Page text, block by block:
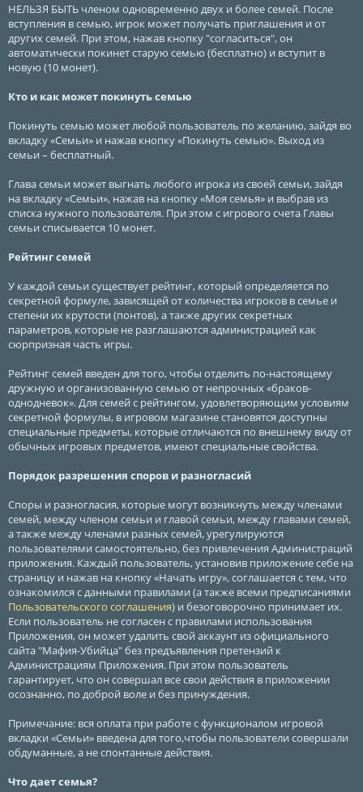
НЕЛЬЗЯ БЫТЬ членом одновременно двух и более семей. После
вступления в семью, игрок может получать приглашения и от
других семей. При этом, нажав кнопку "согласиться", он
автоматически покинет старую семью (бесплатно) и вступит в
новую (10 монет).
Кто и как может покинуть семью
Покинуть семью может любой пользователь по желанию, зайдя во
вкладку «Семьи» и нажав кнопку «Покинуть семью». Выход из
семьи – бесплатный.
Глава семьи может выгнать любого игрока из своей семьи, зайдя
на вкладку «Семьи», нажав на кнопку «Моя семья» и выбрав из
списка нужного пользователя. При этом с игрового счета Главы
семьи списывается 10 монет.
Рейтинг семей
У каждой семьи существует рейтинг, который определяется по
секретной формуле, зависящей от количества игроков в семье и
степени их крутости (понтов), а также других секретных
параметров, которые не разглашаются администрацией как
сюрпризная часть игры.
Рейтинг семей введен для того, чтобы отделить по-настоящему
дружную и организованную семью от непрочных «браков-
однодневок». Для семей с рейтингом, удовлетворяющим условиям
секретной формулы, в игровом магазине становятся доступны
специальные предметы, которые отличаются по внешнему виду от
обычных игровых предметов, имеют специальные свойства.
Порядок разрешения споров и разногласий
Споры и разногласия, которые могут возникнуть между членами
семей, между членом семьи и главой семьи, между главами семей,
а также между членами разных семей, урегулируются
пользователями самостоятельно, без привлечения Администраций
приложения. Каждый пользователь, установив приложение себе на
страницу и нажав на кнопку «Начать игру», соглашается с тем, что
ознакомился с данными правилами (а также всеми предписаниями
Пользовательского соглашения) и безоговорочно принимает их.
Если пользователь не согласен с правилами использования
Приложения, он может удалить свой аккаунт из официального
сайта "Мафия-Убийца" без предъявления претензий к
Администрациям Приложения. При этом пользователь
гарантирует, что он совершал все свои действия в приложении
осознанно, по доброй воле и без принуждения.
Примечание: вся оплата при работе с функционалом игровой
вкладки «Семьи» введена для того,чтобы пользователи совершали
обдуманные, а не спонтанные действия.
Что дает семья?